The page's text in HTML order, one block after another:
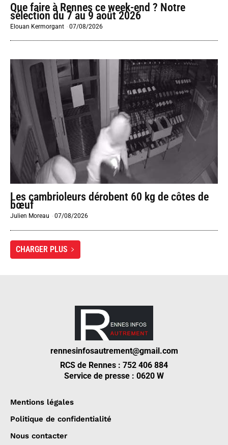
Que faire à Rennes ce week-end ? Notre
sélection du 7 au 9 août 2026
Elouan Kermorgant -07/08/2026
Les cambrioleurs dérobent 60 kg de côtes de
bœuf
Julien Moreau -07/08/2026
CHARGER PLUS
rennesinfosautrement@gmail.com
RCS de Rennes : 752 406 884
Service de presse : 0620 W
Mentions légales
Politique de confidentialité
Nous contacter